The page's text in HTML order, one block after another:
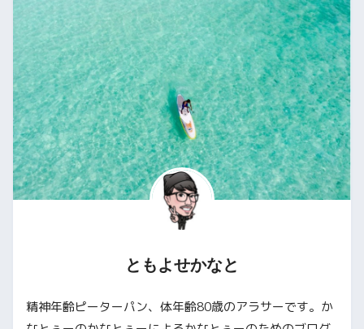
ともよせかなと
精神年齢ピーターパン、体年齢80歳のアラサーです。か